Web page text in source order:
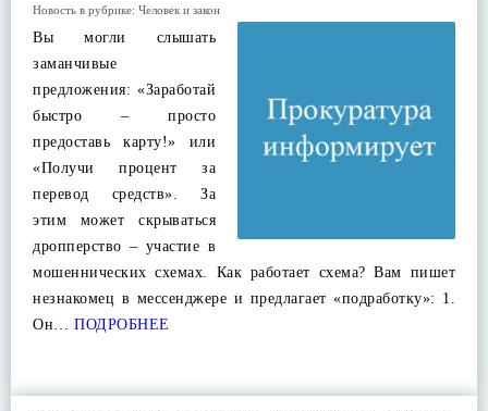
Новость в рубрике: Человек и закон
Вы могли слышать
заманчивые
предложения: «Заработай
быстро – просто
предоставь карту!» или
«Получи процент за
перевод средств». За
этим может скрываться
дропперство – участие в
мошеннических схемах. Как работает схема? Вам пишет
незнакомец в мессенджере и предлагает «подработку»: 1.
Он… ПОДРОБНЕЕ